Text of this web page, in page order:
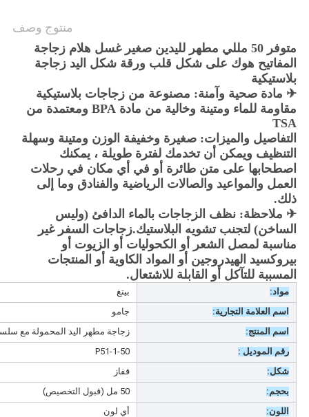
منتوج وصف
متوفر 50 مللي مطهر لليدين صغير غسل هلام زجاجة
المفاتيح هوك على شكل قلب ورقة شكل اليد زجاجة
بلاستيكية
✈ مادة صحية وآمنة: مصنوعة من زجاجات بلاستيكية
مقاومة للماء ومتينة وخالية من مادة BPA ومعتمدة من
TSA
التفاصيل والميزات: صغيرة وخفيفة الوزن ومتينة وسهلة
التنظيف ويمكن أن تخدمك لفترة طويلة ، يمكنك
اصطحابها على متن طائرة أو في أي مكان في رحلات
العمل والمواعيد والصالات الرياضية والفنادق وما إلى
ذلك.
✈ ملاحظة: نظف الزجاجات بالماء الدافئ (وليس
الساخن) لتجنب تشويه البلاستيك.زجاجات السفر غير
مناسبة لمصل الشعر أو الكحوليات أو الزيوت أو
بيروكسيد الهيدروجين أو المواد الكاوية أو المنتجات
المسببة للتآكل أو القابلة للاشتعال.
مواد:
بيتغ
اسم العلامة التجارية:
جامو
اسم المنتج:
زجاجة مطهر اليد المحمولة مع
رقم الموديل :
P51-1-50
شكل:
قفاز
بحجم:
50 مل (قبول التخصيص)
اللون:
أي لون